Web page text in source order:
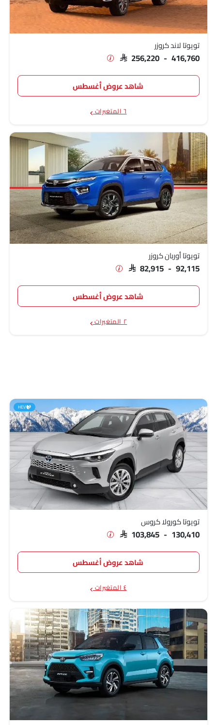
توب
195,155
تويوتا لاند كروزر برادو
SAR 199,582 -
294,112
تويوتا لاند كروزر
SAR 256,220 - 416,760
شاهد عروض أغسطس
٦ المتغيرات
تويوتا أوربان كروزر
SAR 82,915 - 92,115
شاهد عروض أغسطس
٢ المتغيرات
HEV
تويوتا كورولا كروس
SAR 103,845 - 130,410
شاهد عروض أغسطس
٤ المتغيرات